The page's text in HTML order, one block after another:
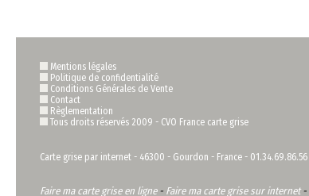
Mentions légales
Politique de confidentialité
Conditions Générales de Vente
Contact
Règlementation
Tous droits réservés 2009 - CVO France carte grise
Carte grise par internet - 46300 - Gourdon - France - 01.34.69.86.56
Faire ma carte grise en ligne- Faire ma carte grise sur internet-